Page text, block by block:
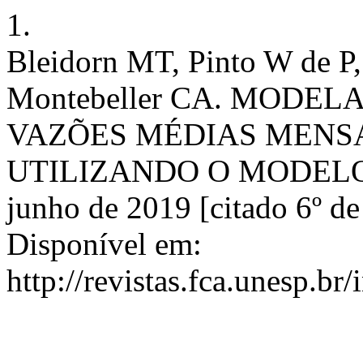
1.
Bleidorn MT, Pinto W de
Montebeller CA.
VAZÕES MÉDIAS
UTILIZANDO O
junho de 2019 [citado 6º
Disponível em:
http://